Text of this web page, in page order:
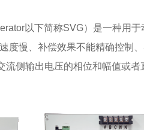
以下简称SVG）是一种用于
度慢、补偿效果不能精确控制
流侧输出电压的相位和幅值或